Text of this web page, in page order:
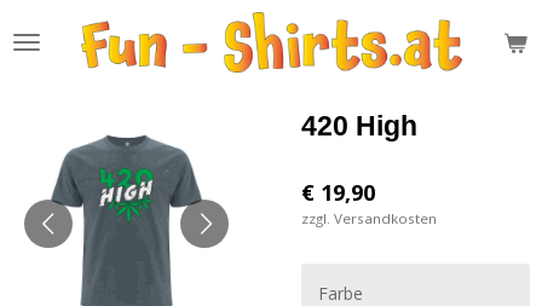
Hauptinhalt
420 High
€ 19,90
zzgl. Versandkosten
Farbe